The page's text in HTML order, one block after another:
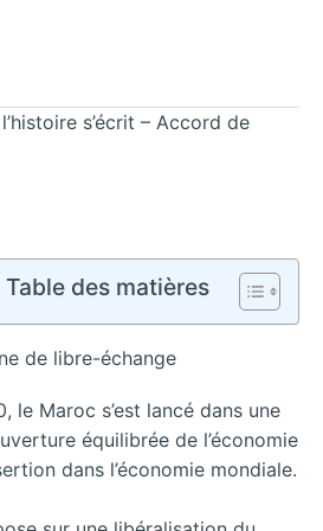
s’écrit – Accord de
Table des matières
de libre-échange
le Maroc s’est lancé dans une
équilibrée de l’économie
dans l’économie mondiale.